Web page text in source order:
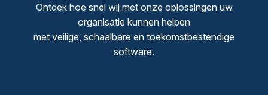
Ontdek hoe snel wij met onze oplossingen uw
organisatie kunnen helpen
met veilige, schaalbare en toekomstbestendige
software.